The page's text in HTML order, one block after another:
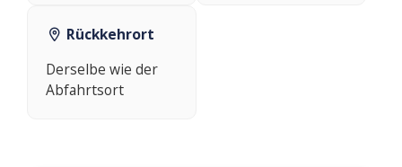
Rückkehrort
Derselbe wie der
Abfahrtsort